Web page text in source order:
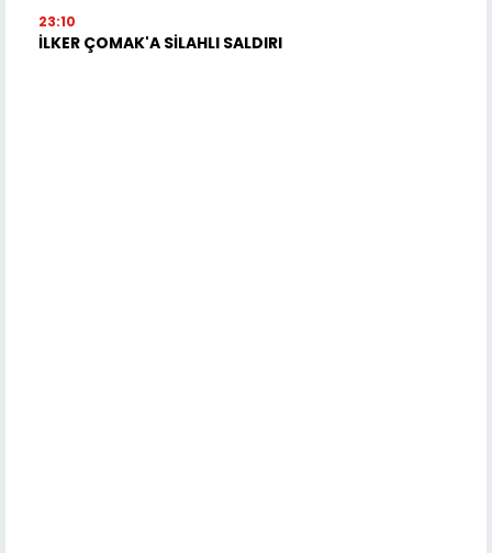
23:10
İLKER ÇOMAK'A SİLAHLI SALDIRI